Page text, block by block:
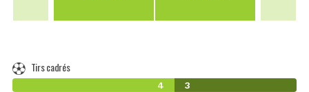
Tirs cadrés
4 3